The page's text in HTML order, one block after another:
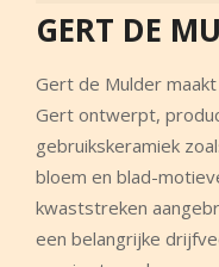
GERT DE
Gert de Mulder
Gert ontwerpt,
gebruikskeramiek
bloem en blad-
kwaststreken
een belangrijke